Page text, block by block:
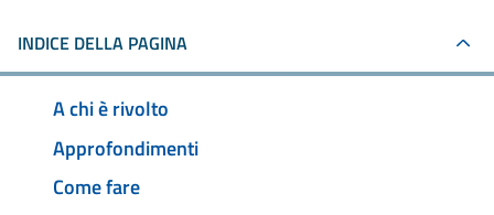
INDICE DELLA PAGINA
A chi è rivolto
Approfondimenti
Come fare